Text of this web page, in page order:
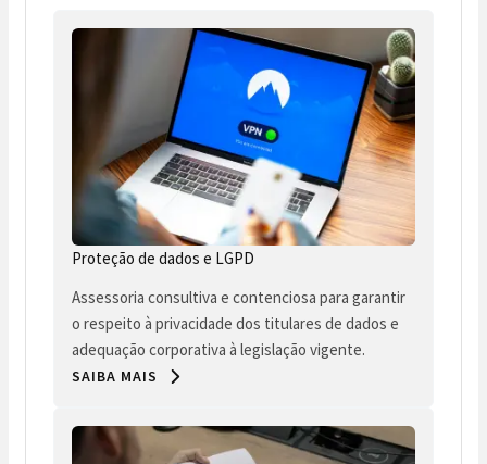
Proteção de dados e LGPD
Assessoria consultiva e contenciosa para garantir
o respeito à privacidade dos titulares de dados e
adequação corporativa à legislação vigente.
SAIBA MAIS